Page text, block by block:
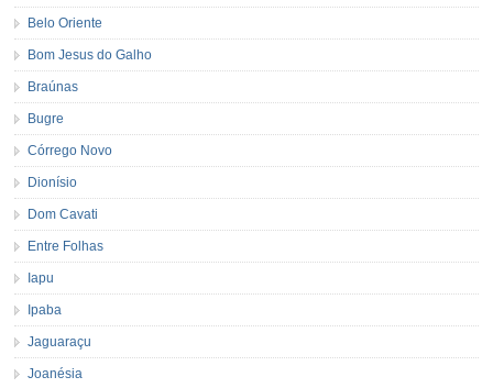
Belo Oriente
Bom Jesus do Galho
Braúnas
Bugre
Córrego Novo
Dionísio
Dom Cavati
Entre Folhas
Iapu
Ipaba
Jaguaraçu
Joanésia